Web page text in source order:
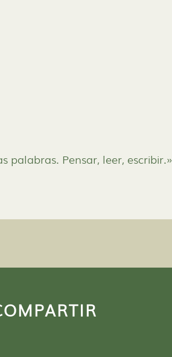
palabras. Pensar, leer, escribir.»